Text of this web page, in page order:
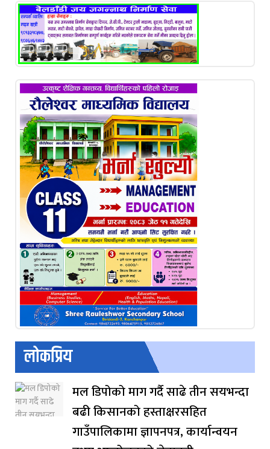
लोकप्रिय
मल डिपोको माग गर्दै साढे तीन सयभन्दा
बढी किसानको हस्ताक्षरसहित
गाउँपालिकामा ज्ञापनपत्र, कार्यान्वयन